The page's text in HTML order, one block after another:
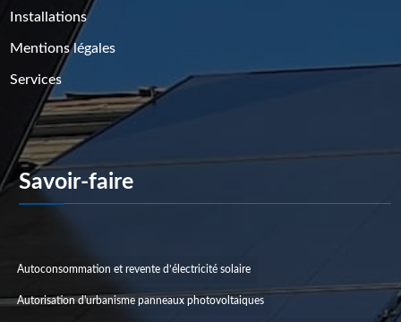
Installations
Mentions légales
Services
Savoir-faire
Autoconsommation et revente d’électricité solaire
Autorisation d'urbanisme panneaux photovoltaiques